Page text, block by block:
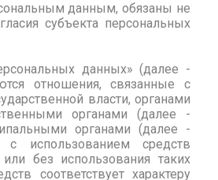
данным, обязаны не
субъекта персональных
данных» (далее -
отношения, связанные с
власти, органами
органами (далее -
органами (далее -
использованием средств
без использования таких
соответствует характеру